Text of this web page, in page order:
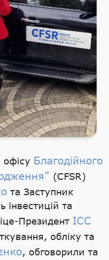
офісу Благодійного
(CFSR)
та Заступник
інвестицій та
Президент ICC
обліку та
, обговорили та